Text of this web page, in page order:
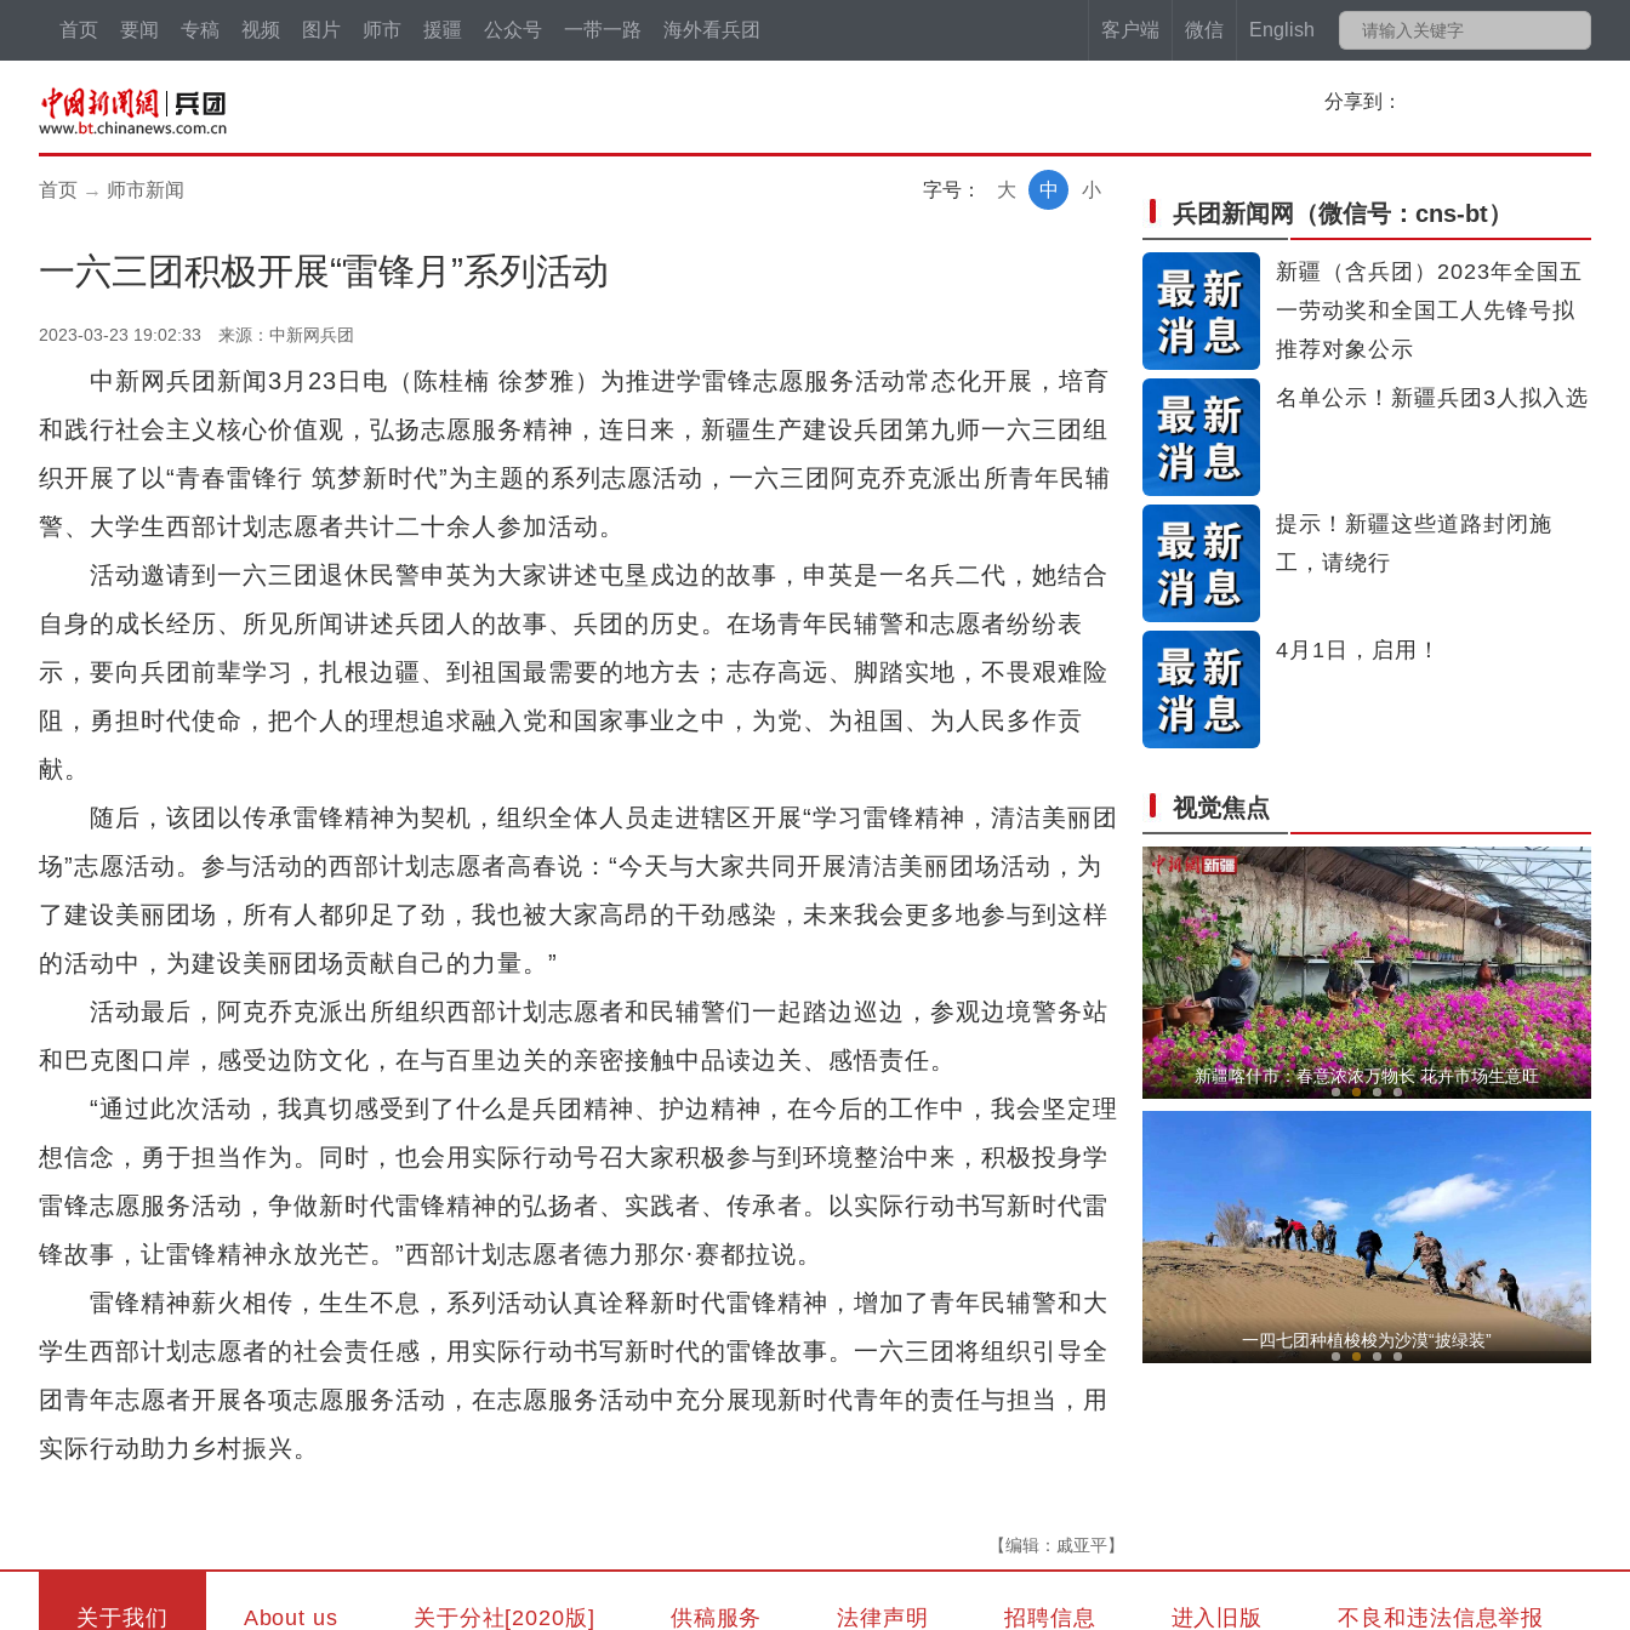
客户端 微信 English
首页 要闻 专稿 视频 图片 师市 援疆 公众号 一带一路 海外看兵团
分享到：
首页 → 师市新闻 字号： 小
中
大
一六三团积极开展“雷锋月”系列活动
2023-03-23 19:02:33 来源：中新网兵团
中新网兵团新闻3月23日电（陈桂楠 徐梦雅）为推进学雷锋志愿服务活动常态化开展，培育
和践行社会主义核心价值观，弘扬志愿服务精神，连日来，新疆生产建设兵团第九师一六三团组
织开展了以“青春雷锋行 筑梦新时代”为主题的系列志愿活动，一六三团阿克乔克派出所青年民辅
警、大学生西部计划志愿者共计二十余人参加活动。
活动邀请到一六三团退休民警申英为大家讲述屯垦戍边的故事，申英是一名兵二代，她结合
自身的成长经历、所见所闻讲述兵团人的故事、兵团的历史。在场青年民辅警和志愿者纷纷表
示，要向兵团前辈学习，扎根边疆、到祖国最需要的地方去；志存高远、脚踏实地，不畏艰难险
阻，勇担时代使命，把个人的理想追求融入党和国家事业之中，为党、为祖国、为人民多作贡
献。
随后，该团以传承雷锋精神为契机，组织全体人员走进辖区开展“学习雷锋精神，清洁美丽团
场”志愿活动。参与活动的西部计划志愿者高春说：“今天与大家共同开展清洁美丽团场活动，为
了建设美丽团场，所有人都卯足了劲，我也被大家高昂的干劲感染，未来我会更多地参与到这样
的活动中，为建设美丽团场贡献自己的力量。”
活动最后，阿克乔克派出所组织西部计划志愿者和民辅警们一起踏边巡边，参观边境警务站
和巴克图口岸，感受边防文化，在与百里边关的亲密接触中品读边关、感悟责任。
“通过此次活动，我真切感受到了什么是兵团精神、护边精神，在今后的工作中，我会坚定理
想信念，勇于担当作为。同时，也会用实际行动号召大家积极参与到环境整治中来，积极投身学
雷锋志愿服务活动，争做新时代雷锋精神的弘扬者、实践者、传承者。以实际行动书写新时代雷
锋故事，让雷锋精神永放光芒。”西部计划志愿者德力那尔·赛都拉说。
雷锋精神薪火相传，生生不息，系列活动认真诠释新时代雷锋精神，增加了青年民辅警和大
学生西部计划志愿者的社会责任感，用实际行动书写新时代的雷锋故事。一六三团将组织引导全
团青年志愿者开展各项志愿服务活动，在志愿服务活动中充分展现新时代青年的责任与担当，用
实际行动助力乡村振兴。
【编辑：戚亚平】
兵团新闻网 （微信号：cns-bt）
新疆（含兵团）2023年全国五
一劳动奖和全国工人先锋号拟
推荐对象公示
名单公示！新疆兵团3人拟入选
提示！新疆这些道路封闭施
工，请绕行
4月1日，启用！
视觉焦点
实拍新疆乌孙山云雾景观
新疆莎车县2023年重点项目集中开复工
新疆喀什市：春意浓浓万物长 花卉市场生意旺
新疆昭苏：玉湖春雪初霁美如画
一四七团种植梭梭为沙漠“披绿装”
关于我们 About us 关于分社[2020版] 供稿服务 法律声明 招聘信息 进入旧版 不良和违法信息举报